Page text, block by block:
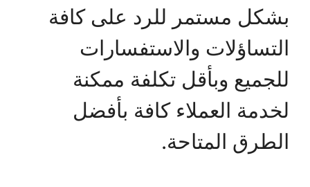
بشكل مستمر للرد على كافة
التساؤلات والاستفسارات
للجميع وبأقل تكلفة ممكنة
لخدمة العملاء كافة بأفضل
الطرق المتاحة.